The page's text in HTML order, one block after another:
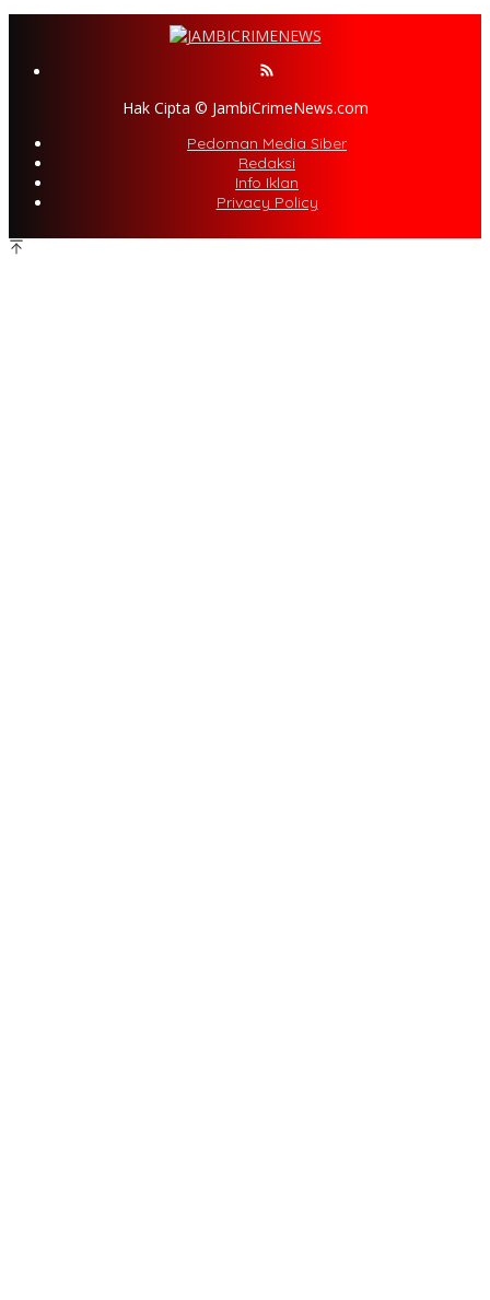
Hak Cipta © JambiCrimeNews.com
Pedoman Media Siber
Redaksi
Info Iklan
Privacy Policy